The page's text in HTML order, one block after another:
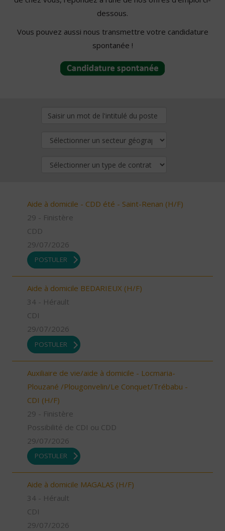
dessous.
Vous pouvez aussi nous transmettre votre candidature
spontanée !
Aide à domicile - CDD été - Saint-Renan (H/F)
29 - Finistère
CDD
29/07/2026
POSTULER
Aide à domicile BEDARIEUX (H/F)
34 - Hérault
CDI
29/07/2026
POSTULER
Auxiliaire de vie/aide à domicile - Locmaria-
Plouzané /Plougonvelin/Le Conquet/Trébabu -
CDI (H/F)
29 - Finistère
Possibilité de CDI ou CDD
29/07/2026
POSTULER
Aide à domicile MAGALAS (H/F)
34 - Hérault
CDI
29/07/2026